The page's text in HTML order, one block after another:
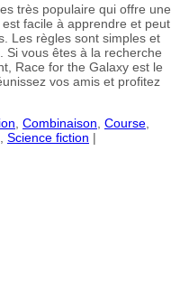
très populaire qui offre une
facile à apprendre et peut
Les règles sont simples et
Si vous êtes à la recherche
Race for the Galaxy est le
vos amis et profitez
Combinaison Course
Science fiction |